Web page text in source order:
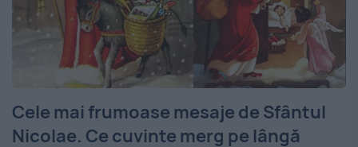
Cele mai frumoase mesaje de Sfântul
Nicolae. Ce cuvinte merg pe lângă